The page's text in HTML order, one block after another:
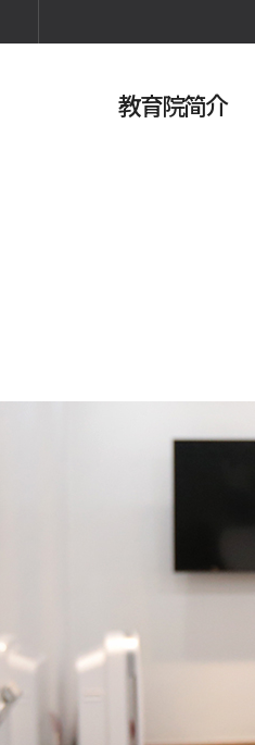
教育院简介